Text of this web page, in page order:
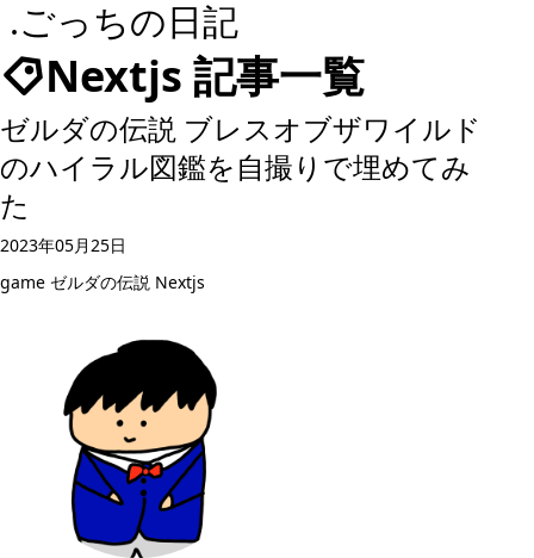
.ごっちの日記
Nextjs 記事一覧
ゼルダの伝説 ブレスオブザワイルド
のハイラル図鑑を自撮りで埋めてみ
た
2023年05月25日
game ゼルダの伝説 Nextjs